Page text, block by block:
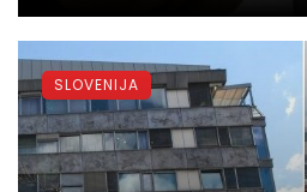
SLOVENIJA